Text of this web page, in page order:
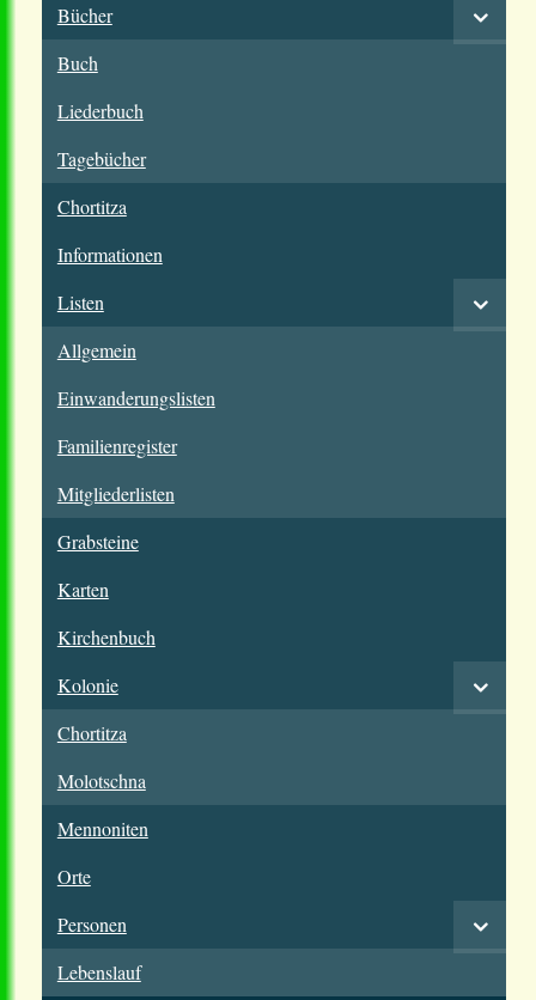
Bücher
Buch
Liederbuch
Tagebücher
Chortitza
Informationen
Listen
Allgemein
Einwanderungslisten
Familienregister
Mitgliederlisten
Grabsteine
Karten
Kirchenbuch
Kolonie
Chortitza
Molotschna
Mennoniten
Orte
Personen
Lebenslauf